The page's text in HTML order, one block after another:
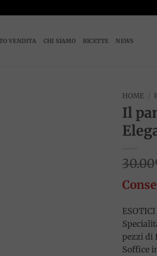
VENDITA CHI SIAMO RICETTE NEWS
HOME /
Il
30.00
pezzi di
Soffice